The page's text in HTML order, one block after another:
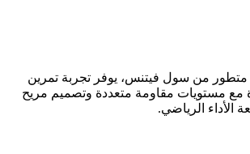
متطور من سول فيتنس، يوفر تجربة تمرين
مع مستويات مقاومة متعددة وتصميم مريح
الأداء الرياضي.